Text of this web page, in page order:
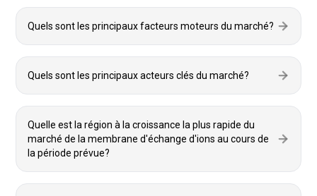
Quels sont les principaux facteurs moteurs du marché?
Quels sont les principaux acteurs clés du marché?
Quelle est la région à la croissance la plus rapide du
marché de la membrane d'échange d'ions au cours de
la période prévue?